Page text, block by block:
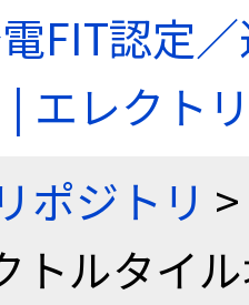
FIT認定
エレクト
ポジトリ >
トルタイ